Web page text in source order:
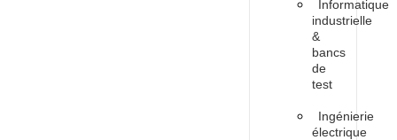
Informatique
industrielle
&
bancs
de
test
Ingénierie
électrique